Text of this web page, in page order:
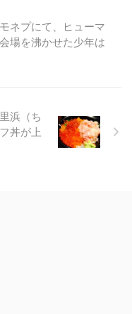
ネプにて、ヒューマ
場を沸かせた少年は
浜（ち
丼が上